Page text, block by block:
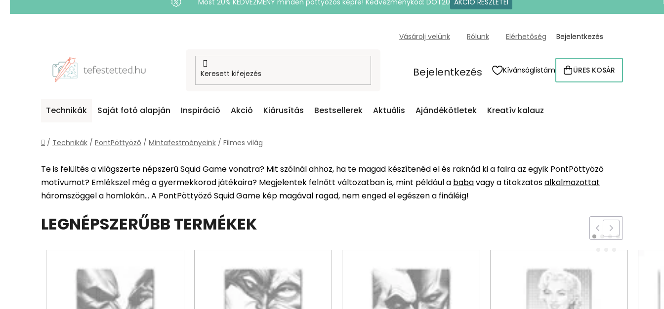
Most 20% KEDVEZMÉNY minden pöttyözős képre! Kedvezménykód: DOT20 AKCIÓ RÉSZLETEI
Vásárolj velünk Rólunk Elérhetőség Bejelentkezés
Bejelentkezés Kívánságlistám KOSÁR
ÜRES KOSÁR
Technikák Saját fotó alapján Inspiráció Akció Kiárusítás Bestsellerek Aktuális Ajándékötletek Kreatív kalauz
Kezdőlap
/ Technikák / PontPöttyöző / Mintafestményeink / Filmes világ
Te is felültés a világszerte népszerű Squid Game vonatra? Mit szólnál ahhoz, ha te magad készítenéd el és raknád ki a falra az egyik PontPöttyöző
motívumot? Emlékszel még a gyermekkorod játékaira? Megjelentek felnőtt változatban is, mint például a babavagy a titokzatosalkalmazottat
háromszöggel a homlokán... A PontPöttyöző Squid Game kép magával ragad, nem enged el egészen a fináléig!
LEGNÉPSZERŰBB TERMÉKEK